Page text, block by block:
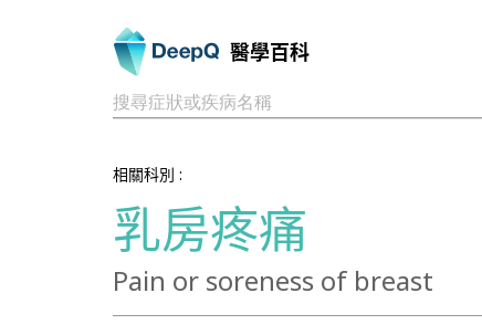
醫學百科
搜尋症狀或疾病名稱
相關科別 :
乳房疼痛
Pain or soreness of breast